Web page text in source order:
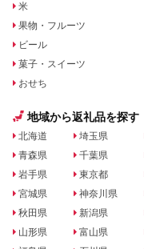
米
果物・フルーツ
ビール
菓子・スイーツ
おせち
地域から返礼品を探す
北海道
青森県
岩手県
宮城県
秋田県
山形県
埼玉県
千葉県
東京都
神奈川県
新潟県
富山県